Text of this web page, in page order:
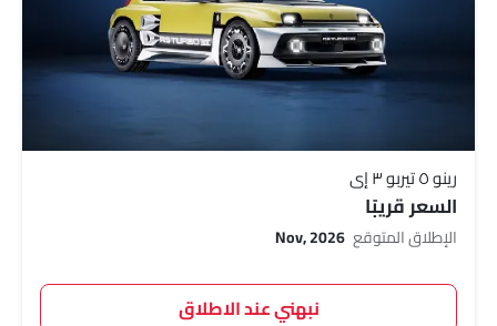
رينو ٥ تيربو ٣ إي
السعر قريبًا
الإطلاق المتوقع Nov, 2026
نبهني عند الاطلاق